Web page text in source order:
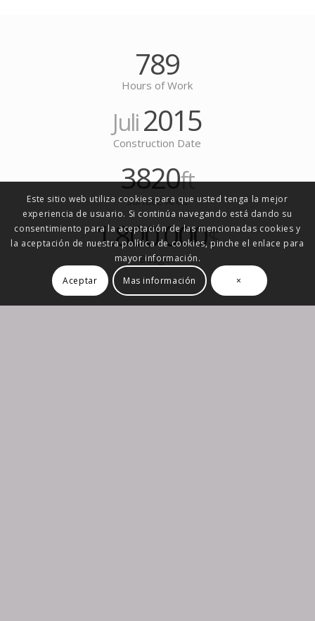
789
Hours of Work
Juli2015
Construction Date
3820ft
Surface Area
1.800.000$
Budget
Este sitio web utiliza cookies para que usted tenga la mejor
experiencia de usuario. Si continúa navegando está dando su
consentimiento para la aceptación de las mencionadas cookies y
la aceptación de nuestra política de cookies, pinche el enlace para
mayor información.
Aceptar
Mas información ×